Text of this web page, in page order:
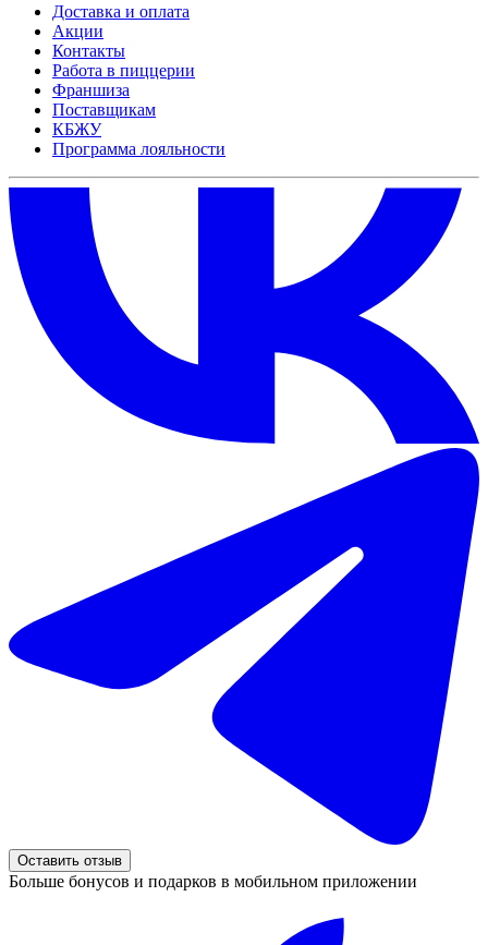
Доставка и оплата
Акции
Контакты
Работа в пиццерии
Франшиза
Поставщикам
КБЖУ
Программа лояльности
Оставить отзыв
Больше бонусов и подарков в мобильном приложении